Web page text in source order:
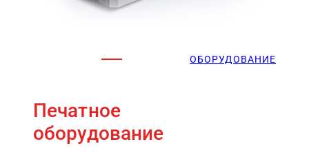
ОБОРУДОВАНИЕ
Печатное
оборудование